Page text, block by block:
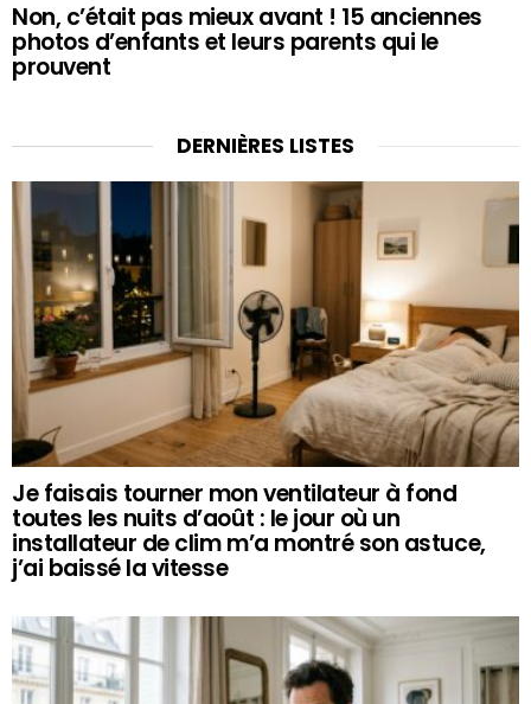
Non, c’était pas mieux avant ! 15 anciennes
photos d’enfants et leurs parents qui le
prouvent
DERNIÈRES LISTES
Je faisais tourner mon ventilateur à fond
toutes les nuits d’août : le jour où un
installateur de clim m’a montré son astuce,
j’ai baissé la vitesse